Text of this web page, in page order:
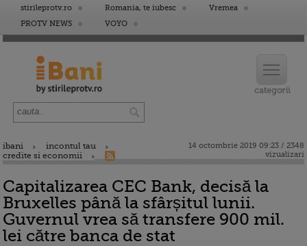
stirileprotv.ro Romania, te iubesc
Vremea
PROTV NEWS
VOYO
ibani
incontul tau
credite si economii
14 octombrie 2019 09:23 / 2348
vizualizari
Capitalizarea CEC Bank, decisă la
Bruxelles până la sfârșitul lunii.
Guvernul vrea să transfere 900 mil.
lei către banca de stat